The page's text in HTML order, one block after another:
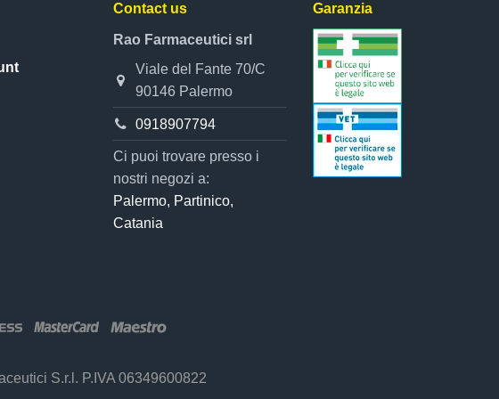
Contact us
Rao Farmaceutici srl
Viale del Fante 70/C
90146 Palermo
0918907794
Ci puoi trovare presso i
nostri negozi a:
Palermo, Partinico,
Catania
Garanzia
S.r.l. P.IVA 06349600822